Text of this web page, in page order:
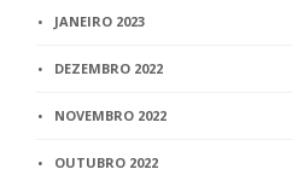
JANEIRO 2023
DEZEMBRO 2022
NOVEMBRO 2022
OUTUBRO 2022